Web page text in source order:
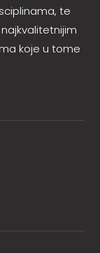
te
koje u tome